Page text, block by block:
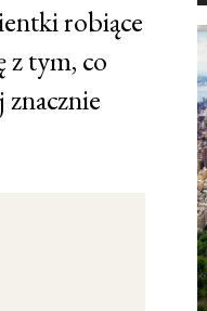
robiące
z tym, co
znacznie